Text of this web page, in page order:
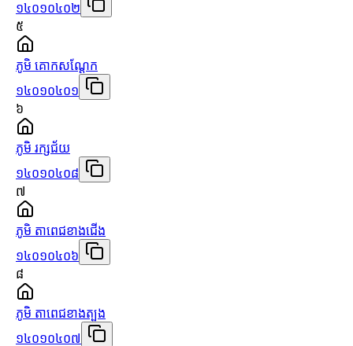
១៤០១០៤០២
៥
ភូមិ គោកសណ្ដែក
១៤០១០៤០១
៦
ភូមិ រក្សជ័យ
១៤០១០៤០៨
៧
ភូមិ តាពេជខាងជើង
១៤០១០៤០៦
៨
ភូមិ តាពេជខាងត្បូង
១៤០១០៤០៧